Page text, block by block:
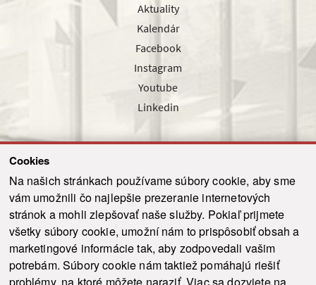
Cookies
Na našich stránkach používame súbory cookie, aby sme
vám umožnili čo najlepšie prezeranie internetových
stránok a mohli zlepšovať naše služby. Pokiaľ prijmete
všetky súbory cookie, umožní nám to prispôsobiť obsah a
marketingové informácie tak, aby zodpovedali vašim
potrebám. Súbory cookie nám taktiež pomáhajú riešiť
problémy, na ktoré môžete naraziť. Viac sa dozviete na
Aktuality
Kalendár
Facebook
Instagram
Youtube
Linkedin
Odoslať